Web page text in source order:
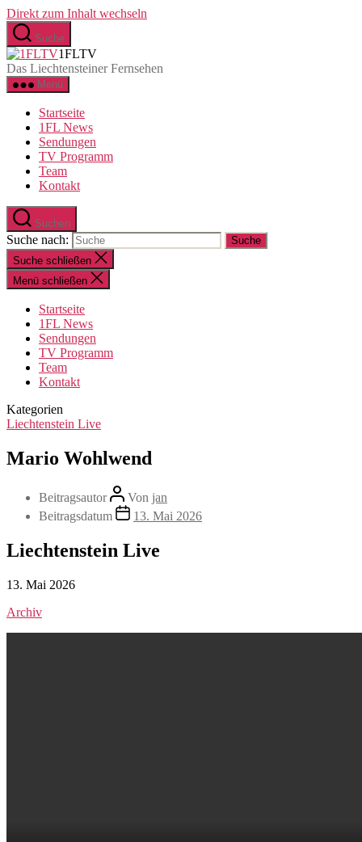
Direkt zum Inhalt wechseln
Suche
1FLTV
Das Liechtensteiner Fernsehen
Menü
Startseite
1FL News
Sendungen
TV Programm
Team
Kontakt
Suchen
Suche nach:
Suche schließen
Menü schließen
Startseite
1FL News
Sendungen
TV Programm
Team
Kontakt
Kategorien
Liechtenstein Live
Mario Wohlwend
Beitragsautor Von jan
Beitragsdatum
13. Mai 2026
Liechtenstein Live
13. Mai 2026
Archiv